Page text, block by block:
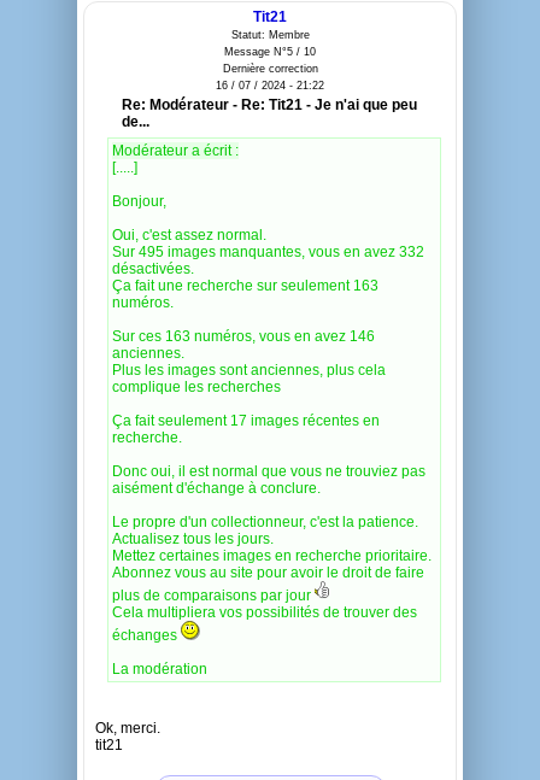
Tit21
Statut: Membre
Message N°5 / 10
Dernière correction
16 / 07 / 2024 - 21:22
Re: Modérateur - Re: Tit21 - Je n'ai que peu
de...
Modérateur a écrit :
[.....]
Bonjour,
Oui, c'est assez normal.
Sur 495 images manquantes, vous en avez 332
désactivées.
Ça fait une recherche sur seulement 163
numéros.
Sur ces 163 numéros, vous en avez 146
anciennes.
Plus les images sont anciennes, plus cela
complique les recherches
Ça fait seulement 17 images récentes en
recherche.
Donc oui, il est normal que vous ne trouviez pas
aisément d'échange à conclure.
Le propre d'un collectionneur, c'est la patience.
Actualisez tous les jours.
Mettez certaines images en recherche prioritaire.
Abonnez vous au site pour avoir le droit de faire
plus de comparaisons par jour
Cela multipliera vos possibilités de trouver des
échanges
La modération
Ok, merci.
tit21